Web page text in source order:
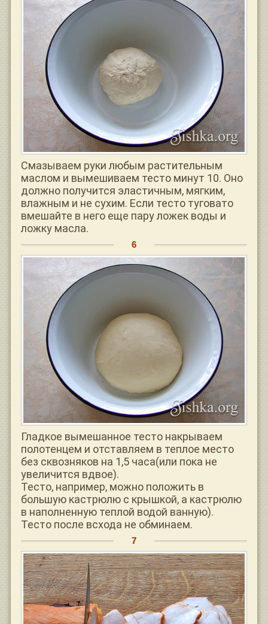
Смазываем руки любым растительным
маслом и вымешиваем тесто минут 10. Оно
должно получится эластичным, мягким,
влажным и не сухим. Если тесто туговато
вмешайте в него еще пару ложек воды и
ложку масла.
Гладкое вымешанное тесто накрываем
полотенцем и отставляем в теплое место
без сквозняков на 1,5 часа(или пока не
увеличится вдвое).
Тесто, например, можно положить в
большую кастрюлю с крышкой, а кастрюлю
в наполненную теплой водой ванную).
Тесто после всхода не обминаем.